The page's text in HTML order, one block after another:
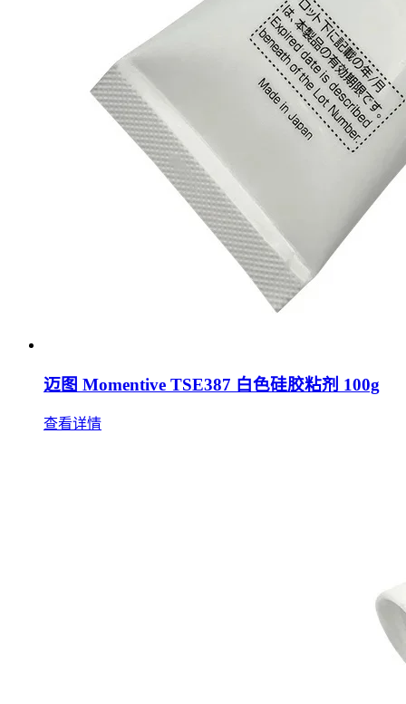
迈图 Momentive TSE387 白色硅胶粘剂 100g
查看详情